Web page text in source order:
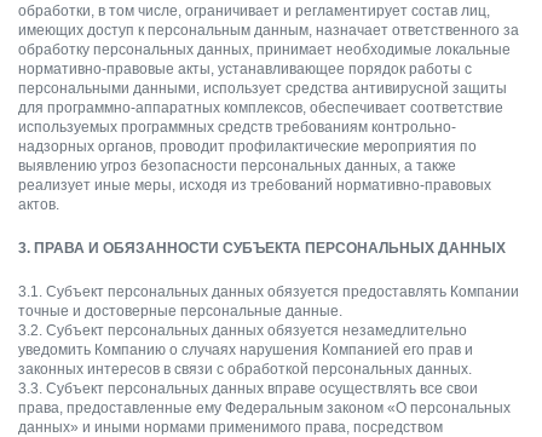
обработки, в том числе, ограничивает и регламентирует состав лиц,
имеющих доступ к персональным данным, назначает ответственного за
обработку персональных данных, принимает необходимые локальные
нормативно-правовые акты, устанавливающее порядок работы с
персональными данными, использует средства антивирусной защиты
для программно-аппаратных комплексов, обеспечивает соответствие
используемых программных средств требованиям контрольно-
надзорных органов, проводит профилактические мероприятия по
выявлению угроз безопасности персональных данных, а также
реализует иные меры, исходя из требований нормативно-правовых
актов.
3. ПРАВА И ОБЯЗАННОСТИ СУБЪЕКТА ПЕРСОНАЛЬНЫХ ДАННЫХ
3.1. Субъект персональных данных обязуется предоставлять Компании
точные и достоверные персональные данные.
3.2. Субъект персональных данных обязуется незамедлительно
уведомить Компанию о случаях нарушения Компанией его прав и
законных интересов в связи с обработкой персональных данных.
3.3. Субъект персональных данных вправе осуществлять все свои
права, предоставленные ему Федеральным законом «О персональных
данных» и иными нормами применимого права, посредством